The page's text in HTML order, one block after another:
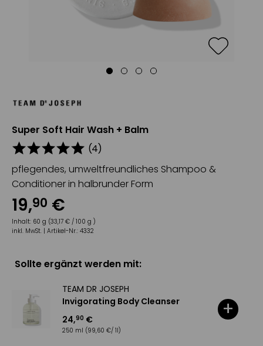
Super Soft Hair Wash + Balm
(4)
pflegendes, umweltfreundliches Shampoo &
Conditioner in halbrunder Form
19,90 €
Inhalt: 60 g (33,17 € / 100 g )
inkl. MwSt. | Artikel-Nr.: 4332
Sollte ergänzt werden mit:
TEAM DR JOSEPH
Invigorating Body Cleanser
24,90 €
250 ml (99,60 €/ 1l)
+